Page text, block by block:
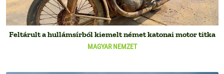
MAGYAR NEMZET
Feltárult a hullámsírból kiemelt német katonai motor titka